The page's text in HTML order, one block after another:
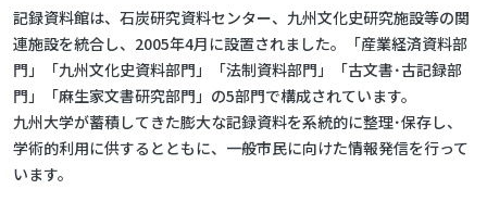
記録資料館は、石炭研究資料センター、九州文化史研究施設等の関
連施設を統合し、2005年4月に設置されました。「産業経済資料部
門」「九州文化史資料部門」「法制資料部門」「古文書･古記録部
門」「麻生家文書研究部門」の5部門で構成されています。
九州大学が蓄積してきた膨大な記録資料を系統的に整理･保存し、
学術的利用に供するとともに、一般市民に向けた情報発信を行って
います。